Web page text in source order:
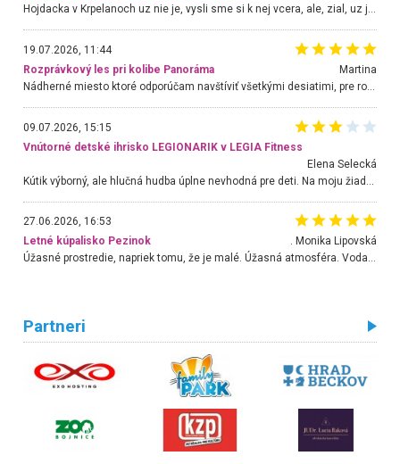
Hojdacka v Krpelanoch uz nie je, vysli sme si k nej vcera, ale, zial, uz je znicena. Ak sem planujete cestu len kvoli hojdacke, mozete si ju usetrit. Krasny vyhlad je tu vsak aj bez hojdacky :-)
19.07.2026, 11:44
Rozprávkový les pri kolibe Panoráma
Martina
Nádherné miesto ktoré odporúčam navštíviť všetkými desiatimi, pre rodiny s deťmi, dôchodcom... Proste a jednoducho ozaj rozprávkový les.. určite ešte prídeme. Odniesli sme si na pamiatku krásne tričká,
09.07.2026, 15:15
Vnútorné detské ihrisko LEGIONARIK v LEGIA Fitness
Elena Selecká
27.06.2026, 16:53
Letné kúpalisko Pezinok
. Monika Lipovská
Úžasné prostredie, napriek tomu, že je malé. Úžasná atmosféra. Voda fantastická a nádherná. Ľudí je pomerne veľa, ale su mili a ohľaduplní. Je veľmi zaujímavé sledovať, ako dokážu spolu športovať cudzí ľudia a bez ohľadu na vek. Vládne tu pohoda. Vnuka neviem dostať z vody. Ďakujem za krásny deň . Urcite sa sem vrátim. Jediný problém je s parkovaním, ale aj ten sa mi podarilo vyriešiť. Monika Bratislava
Partneri